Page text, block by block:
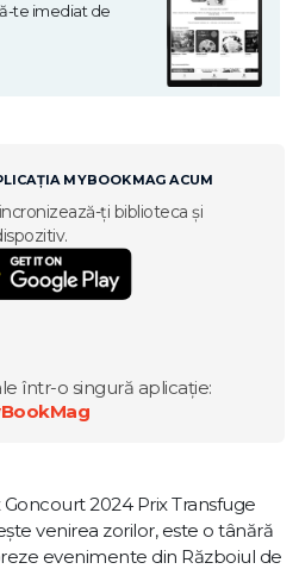
te imediat de
MYBOOKMAG ACUM
ți biblioteca și
într-o singură aplicație:
Goncourt 2024 Prix Transfuge
venirea zorilor, este o tânără
evenimente din Războiul de